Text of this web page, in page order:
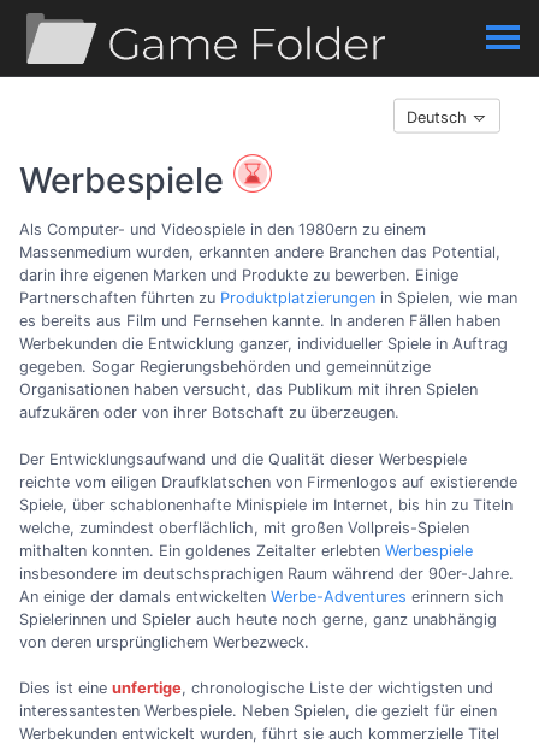
Deutsch
Werbespiele
Als Computer- und Videospiele in den 1980ern zu einem
Massenmedium wurden, erkannten andere Branchen das Potential,
darin ihre eigenen Marken und Produkte zu bewerben. Einige
Partnerschaften führten zu Produktplatzierungen in Spielen, wie man
es bereits aus Film und Fernsehen kannte. In anderen Fällen haben
Werbekunden die Entwicklung ganzer, individueller Spiele in Auftrag
gegeben. Sogar Regierungsbehörden und gemeinnützige
Organisationen haben versucht, das Publikum mit ihren Spielen
aufzukären oder von ihrer Botschaft zu überzeugen.
Der Entwicklungsaufwand und die Qualität dieser Werbespiele
reichte vom eiligen Draufklatschen von Firmenlogos auf existierende
Spiele, über schablonenhafte Minispiele im Internet, bis hin zu Titeln
welche, zumindest oberflächlich, mit großen Vollpreis-Spielen
mithalten konnten. Ein goldenes Zeitalter erlebten Werbespiele
insbesondere im deutschsprachigen Raum während der 90er-Jahre.
An einige der damals entwickelten Werbe-Adventures erinnern sich
Spielerinnen und Spieler auch heute noch gerne, ganz unabhängig
von deren ursprünglichem Werbezweck.
Dies ist eine unfertige, chronologische Liste der wichtigsten und
interessantesten Werbespiele. Neben Spielen, die gezielt für einen
Werbekunden entwickelt wurden, führt sie auch kommerzielle Titel